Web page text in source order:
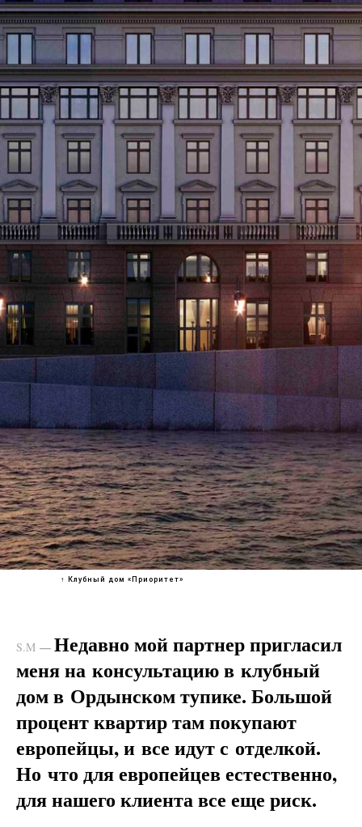
↑ Клубный дом «Приоритет»
S.M —Недавно мой партнер пригласил
меня на консультацию в клубный
дом в Ордынском тупике. Большой
процент квартир там покупают
европейцы, и все идут с отделкой.
Но что для европейцев естественно,
для нашего клиента все еще риск.